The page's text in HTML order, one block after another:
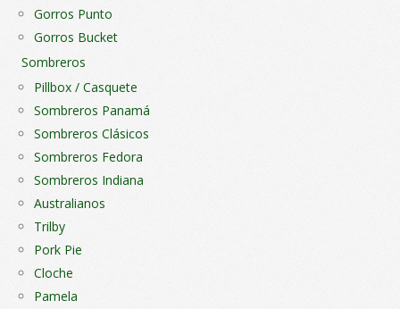
Gorros Punto
Gorros Bucket
Sombreros
Pillbox / Casquete
Sombreros Panamá
Sombreros Clásicos
Sombreros Fedora
Sombreros Indiana
Australianos
Trilby
Pork Pie
Cloche
Pamela